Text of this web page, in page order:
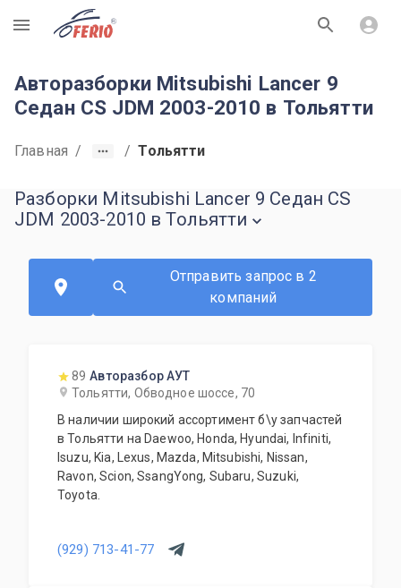
R
Авторазборки Mitsubishi Lancer 9
Седан CS JDM 2003-2010 в Тольятти
Главная / / Тольятти
Разборки Mitsubishi Lancer 9 Седан CS
JDM 2003-2010 в Тольятти
Отправить запрос в 2
компаний
89 Авторазбор АУТ
Тольятти, Обводное шоссе, 70
В наличии широкий ассортимент б\у запчастей
в Тольятти на Daewoo, Honda, Hyundai, Infiniti,
Isuzu, Kia, Lexus, Mazda, Mitsubishi, Nissan,
Ravon, Scion, SsangYong, Subaru, Suzuki,
Toyota.
(929) 713-41-77